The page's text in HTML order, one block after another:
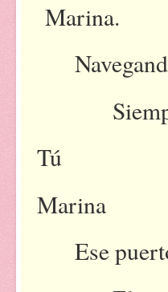
Marina.
Tú
Marina
Ese